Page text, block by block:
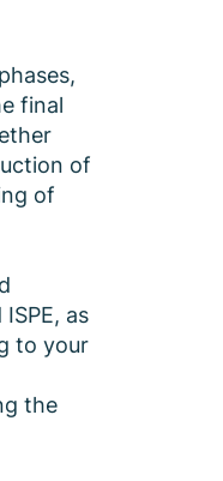
final
of
of
as
to your
the